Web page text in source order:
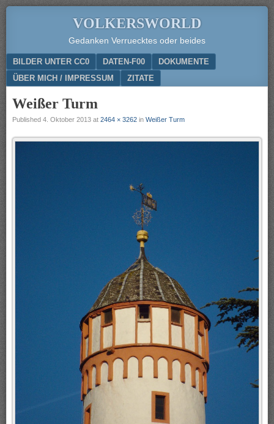
VOLKERSWORLD
Gedanken Verruecktes oder beides
Menu
SKIP TO CONTENT
BILDER UNTER CC0 DATEN-F00
DOKUMENTE
ÜBER MICH / IMPRESSUM
ZITATE
Weißer Turm
Published 4. Oktober 2013 at 2464 × 3262 in Weißer Turm